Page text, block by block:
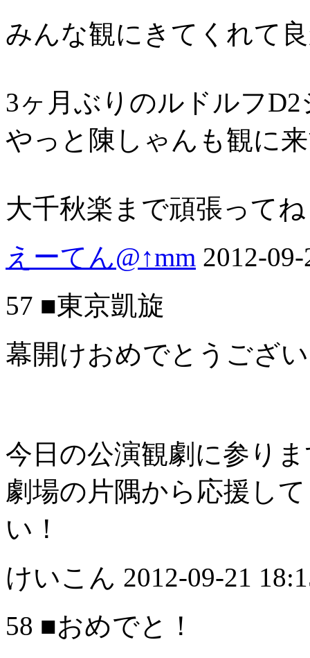
みんな観にきてくれて
3ヶ月ぶりのルドルフ
やっと陳しゃんも観に
大千秋楽まで頑張って
えーてん@↑mm 2012-
57 ■東京凱旋
幕開けおめでとうござ
今日の公演観劇に参り
劇場の片隅から応援し
い！
けいこん 2012-09-21
58 ■おめでと！